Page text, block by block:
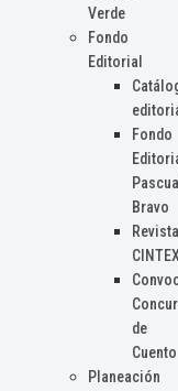
Verde
Fondo
Editorial
Fondo
Pascual
Bravo
Revista
de
Cuento
Planeación